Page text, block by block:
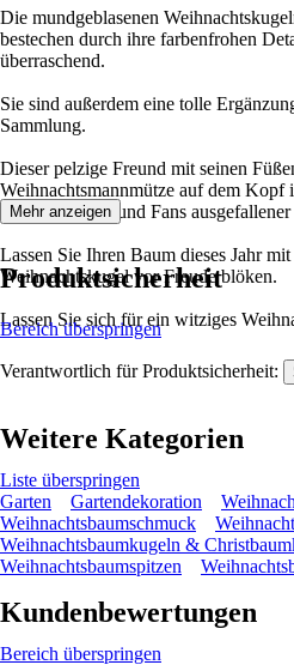
Die mundgeblasenen
bestechen durch ihre farbenfrohen
überraschend.
Sie sind außerdem eine tolle
Sammlung.
Dieser pelzige Freund mit seinen
Weihnachtsmannmütze auf dem Kopf
Schafliebhaber und Fans
Lassen Sie Ihren Baum dieses Jahr
Weihnachtskugel vor Freude blöken.
Lassen Sie sich für ein witziges
Mehr anzeigen
Produktsicherheit
Bereich überspringen
Verantwortlich für Produktsicherheit:
Weitere Kategorien
Liste überspringen
Garten
Gartendekoration
Weihnachtsbaumschmuck
Weihnachtsbaumkugeln &
Weihnachtsbaumspitzen
Kundenbewertungen
Bereich überspringen